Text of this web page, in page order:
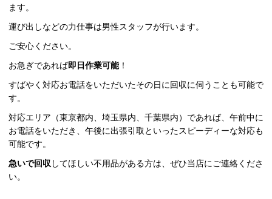
ます。
運び出しなどの力仕事は男性スタッフが行います。
ご安心ください。
お急ぎであれば即日作業可能！
すばやく対応お電話をいただいたその日に回収に伺うことも可能で
す。
対応エリア（東京都内、埼玉県内、千葉県内）であれば、午前中に
お電話をいただき、午後に出張引取といったスピーディーな対応も
可能です。
急いで回収 してほしい不用品がある方は、ぜひ当店にご連絡くださ
い。